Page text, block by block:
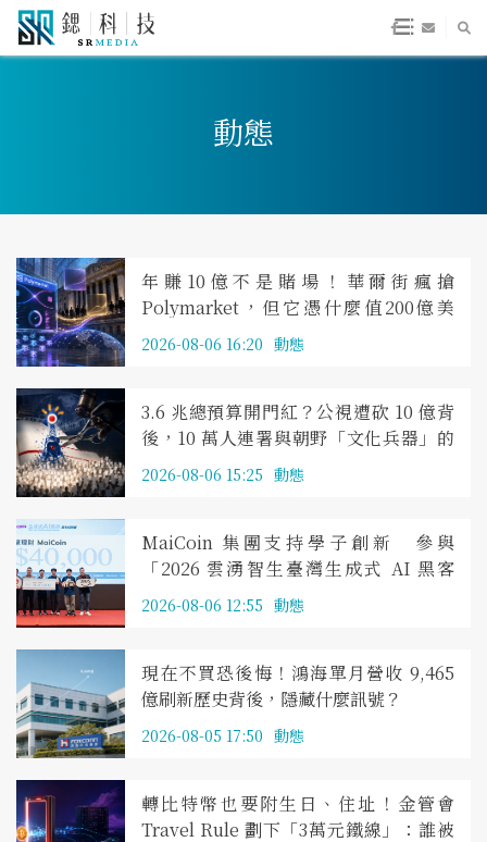
動態
年賺10億不是賭場！華爾街瘋搶
Polymarket，但它憑什麼值200億美
元？
2026-08-06 16:20 動態
3.6 兆總預算開門紅？公視遭砍 10 億背
後，10 萬人連署與朝野「文化兵器」的
權力對決
2026-08-06 15:25 動態
MaiCoin 集團支持學子創新 參與
「2026 雲湧智生臺灣生成式 AI 黑客
松」贊助命題 優勝團隊打造個人化投資
分析工具 展現 AI 升級金融科技應用潛力
2026-08-06 12:55 動態
現在不買恐後悔！鴻海單月營收 9,465
億刷新歷史背後，隱藏什麼訊號？
2026-08-05 17:50 動態
轉比特幣也要附生日、住址！金管會
Travel Rule 劃下「3萬元鐵線」：誰被